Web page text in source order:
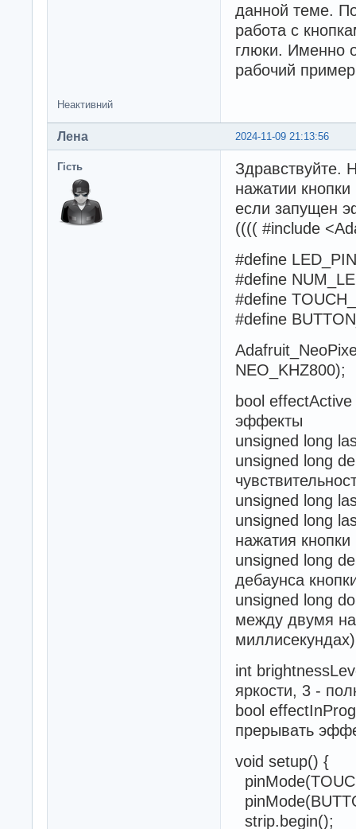
данной теме.
работа с
глюки. Именно
рабочий
Неактивний
2024-11-09 21:13:56
Лена
Гість
Здравствуйте.
нажатии
если запущен
(((( #include
#define
#define
#define
#define
NEO_KHZ800);
bool
эффекты
unsigned long
unsigned long
unsigned long
unsigned long
нажатия кнопки
unsigned long
дебаунса
unsigned long
между двумя
миллисекундах)
int
яркости, 3 -
bool
прерывать
void setup() {
strip.begin();